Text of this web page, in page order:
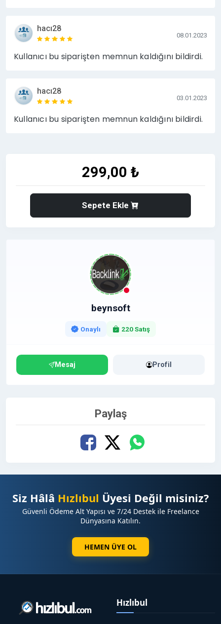
hacı28
08.01.2023
Kullanıcı bu siparişten memnun kaldığını bildirdi.
hacı28
03.01.2023
Kullanıcı bu siparişten memnun kaldığını bildirdi.
299,00 ₺
Sepete Ekle
beynsoft
Onaylı 220 Satış
Mesaj Profil
Paylaş
Siz Hâlâ Hızlıbul Üyesi Değil misiniz?
Güvenli Ödeme Alt Yapısı ve 7/24 Destek ile Freelance
Dünyasına Katılın.
HEMEN ÜYE OL
Hızlıbul